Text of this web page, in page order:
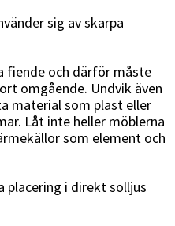
sig av skarpa
fiende och därför måste
omgående. Undvik även
material som plast eller
Låt inte heller möblerna
som element och
placering i direkt solljus